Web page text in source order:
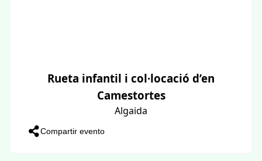
Rueta infantil i col·locació d’en
Camestortes
Algaida
Compartir evento